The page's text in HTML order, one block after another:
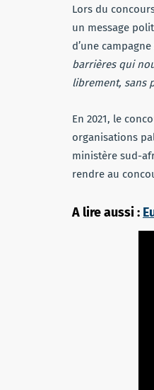
Lors du
un message
d’une
barrières qui
librement, sans
En 2021, le
organisations
ministère sud-
rendre au
A lire aussi :